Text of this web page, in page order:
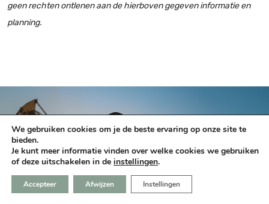
geen rechten ontlenen aan de hierboven gegeven informatie en
planning.
We gebruiken cookies om je de beste ervaring op onze site te
bieden.
Je kunt meer informatie vinden over welke cookies we gebruiken
of deze uitschakelen in de instellingen.
Accepteer Afwijzen Instellingen